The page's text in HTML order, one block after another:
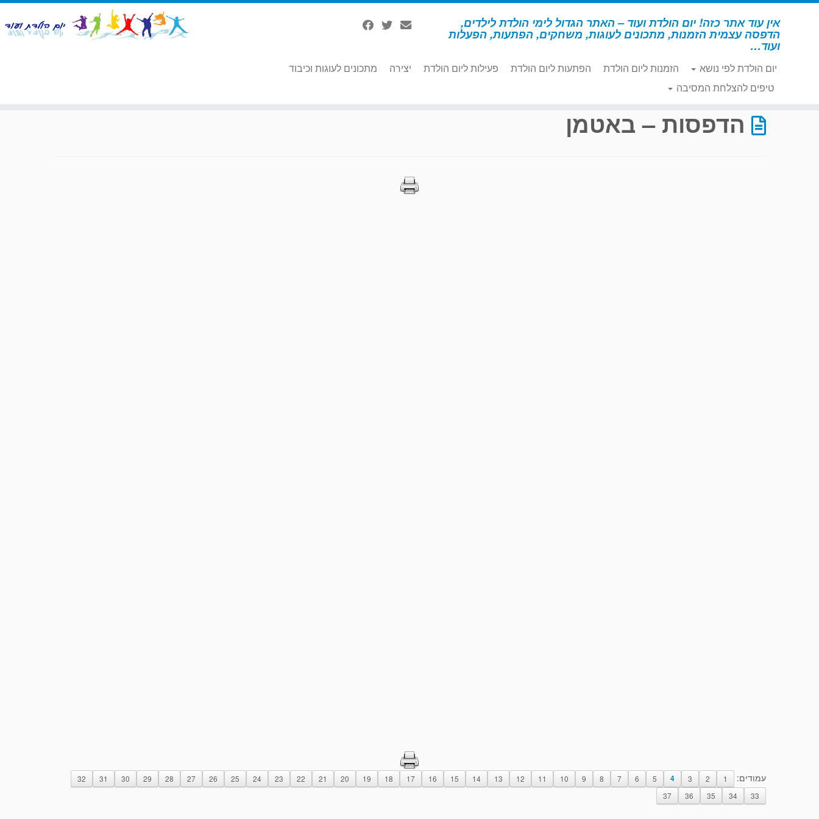
דלג
אין עוד אתר כזה! יום הולדת ועוד – האתר הגדול לימי הולדת לילדים,
הדפסה עצמית הזמנות, מתכונים לעוגות, משחקים, הפתעות, הפעלות
ועוד…
יום הולדת לפי נושא הזמנות ליום הולדת הפתעות ליום הולדת פעילות ליום הולדת יצירה
מתכונים לעוגות וכיבוד
טיפים להצלחת המסיבה
דף הבית » הדפסות – באטמן
הדפסות – באטמן
עמודים: 1
2
3
4
5
6
7
8
9
10
11
12
13
14
15
16
17
18
19
20
21
22
23
24
25
26
27
28
29
30
31
32
33
34
35
36
37